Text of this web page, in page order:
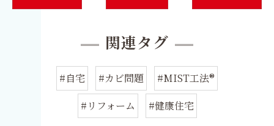
関連タグ
#自宅 #カビ問題
#MIST工法®
#リフォーム
#健康住宅